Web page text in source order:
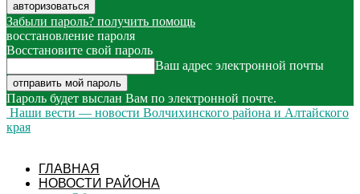
Забыли пароль? получить помощь
восстановление пароля
Восстановите свой пароль
Ваш адрес электронной почты
Пароль будет выслан Вам по электронной почте.
Наши вести — новости Волчихинского района и Алтайского
края
ГЛАВНАЯ
НОВОСТИ РАЙОНА